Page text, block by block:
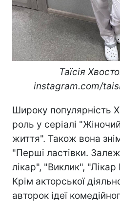
Таїсія
instagram.com/
Широку популярність
роль у серіалі
життя". Також вона
"Перші ластівки.
лікар", "Виклик", "Лікар
Крім акторської
авторок ідеї